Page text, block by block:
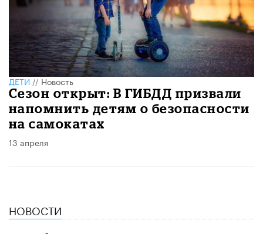
ДЕТИ//Новость
Сезон открыт: В ГИБДД призвали
напомнить детям о безопасности
на самокатах
13 апреля
НОВОСТИ